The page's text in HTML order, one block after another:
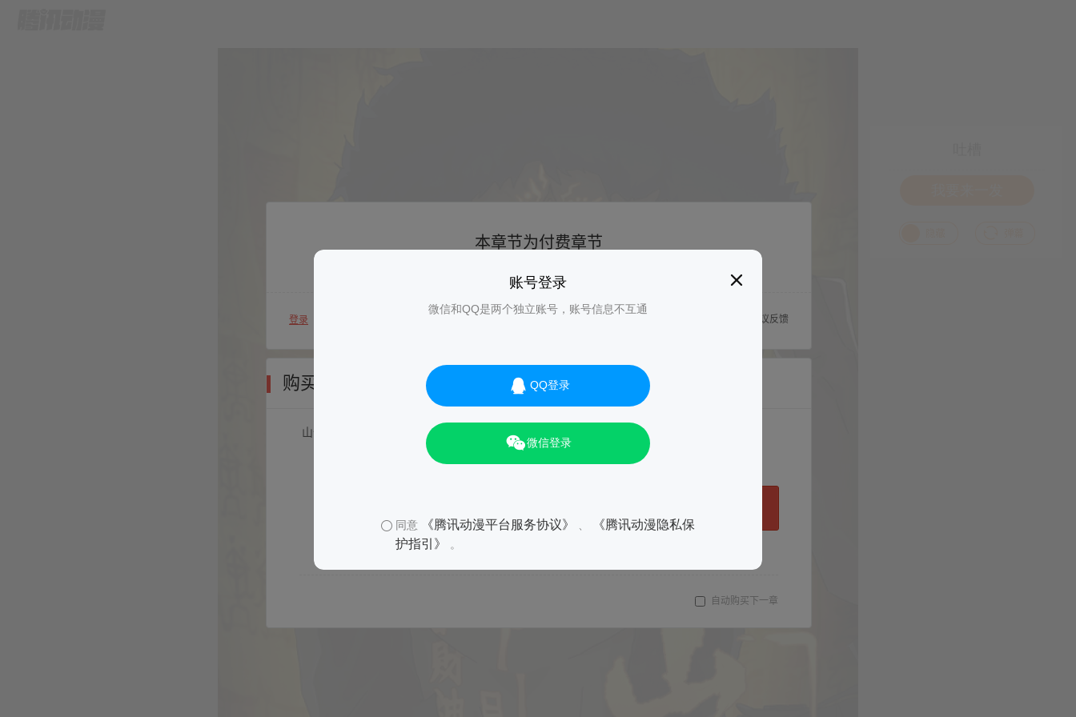
账号登录
微信和QQ是两个独立账号，账号信息不互通
QQ登录
微信登录
同意 《腾讯动漫平台服务协议》
《腾讯动漫隐私保
护指引》
。